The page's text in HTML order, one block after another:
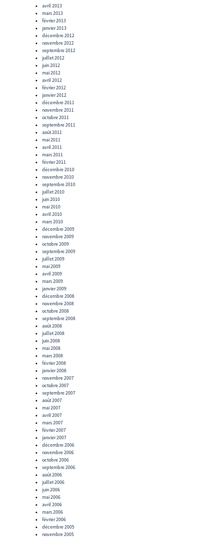
avril 2013
mars 2013
février 2013
janvier 2013
décembre 2012
novembre 2012
septembre 2012
juillet 2012
juin 2012
mai 2012
avril 2012
février 2012
janvier 2012
décembre 2011
novembre 2011
octobre 2011
septembre 2011
août 2011
mai 2011
avril 2011
mars 2011
février 2011
décembre 2010
novembre 2010
septembre 2010
juillet 2010
juin 2010
mai 2010
avril 2010
mars 2010
décembre 2009
novembre 2009
octobre 2009
septembre 2009
juillet 2009
mai 2009
avril 2009
mars 2009
janvier 2009
décembre 2008
novembre 2008
octobre 2008
septembre 2008
août 2008
juillet 2008
juin 2008
mai 2008
mars 2008
février 2008
janvier 2008
novembre 2007
octobre 2007
septembre 2007
août 2007
mai 2007
avril 2007
mars 2007
février 2007
janvier 2007
décembre 2006
novembre 2006
octobre 2006
septembre 2006
août 2006
juillet 2006
juin 2006
mai 2006
avril 2006
mars 2006
février 2006
décembre 2005
novembre 2005